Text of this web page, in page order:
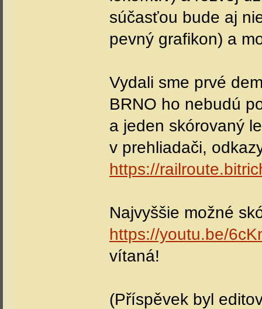
súčasťou bude aj
pevný grafikon) a
Vydali sme prvé
BRNO ho nebudú
a jeden skórovaný
v prehliadači,
https://
Najvyššie možné
https://youtu.be/
vítaná!
(Příspěvek byl